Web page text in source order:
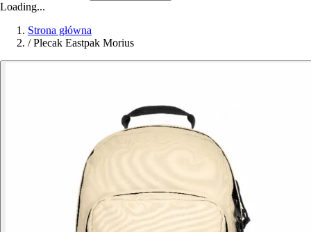
Loading...
Strona główna
/ Plecak Eastpak Morius